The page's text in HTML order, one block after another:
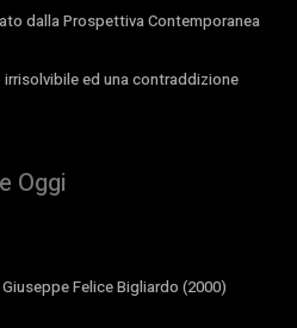
dalla Prospettiva Contemporanea
ed una contraddizione
Oggi
Felice Bigliardo (2000)